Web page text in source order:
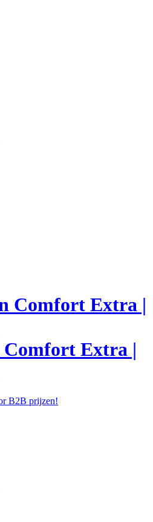
Comfort Extra |
B2B prijzen!